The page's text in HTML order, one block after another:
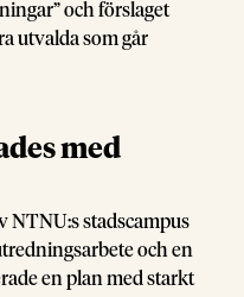
och förslaget
utvalda som går
med
NTNU:s stadscampus
och en
en plan med starkt